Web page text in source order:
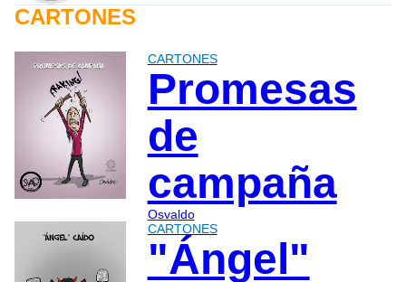
CARTONES
CARTONES
Promesas
de
campaña
Osvaldo
CARTONES
"Ángel"